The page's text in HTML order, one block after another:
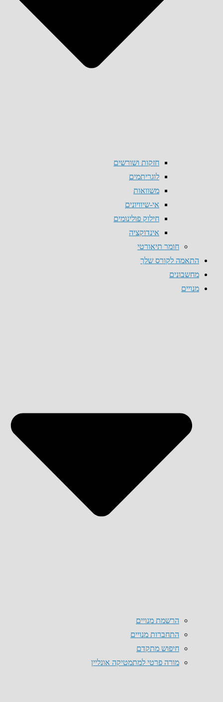
חזקות ושורשים
לוגריתמים
משוואות
אי-שיוויונים
חילוק פולינומים
אינדוקציה
חומר תיאורטי
התאמה לקורס שלך
מחשבונים
מנויים
הרשמת מנויים
התחברות מנויים
חיפוש מתקדם
מורה פרטי למתמטיקה אונליין